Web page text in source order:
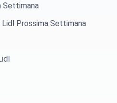
Settimana
Prossima Settimana